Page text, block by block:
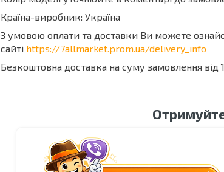
Країна-виробник: Україна
З умовою оплати та доставки Ви можете
сайті https://7allmarket.prom.ua/delivery_info
Безкоштовна доставка на суму замовлення від